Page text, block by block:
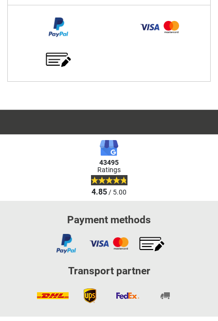
43495
Ratings
4.85/ 5.00
Payment methods
Transport partner